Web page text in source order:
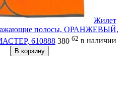
Жилет
полосы, ОРАНЖЕВЫЙ,
610888 380 62 в наличии
В корзину